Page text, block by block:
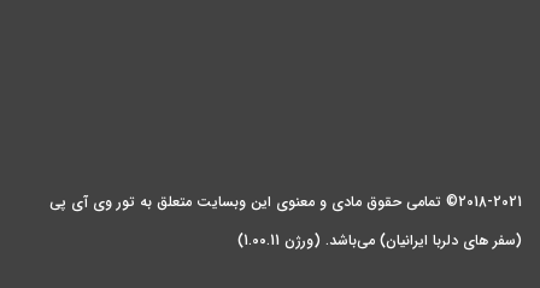
2018-2021© تمامی حقوق مادی و معنوی این وبسایت متعلق به تور وی آی پی
(سفر های دلربا ایرانیان) می‌باشد. (ورژن 1.00.11)